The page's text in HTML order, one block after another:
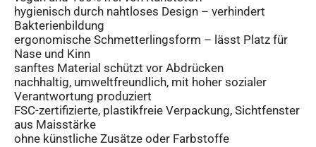
hygienisch durch nahtloses Design – verhindert
Bakterienbildung
ergonomische Schmetterlingsform – lässt Platz für
Nase und Kinn
sanftes Material schützt vor Abdrücken
nachhaltig, umweltfreundlich, mit hoher sozialer
Verantwortung produziert
FSC-zertifizierte, plastikfreie Verpackung, Sichtfenster
aus Maisstärke
ohne künstliche Zusätze oder Farbstoffe